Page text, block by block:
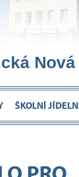
Nová
ŠKOLNÍ